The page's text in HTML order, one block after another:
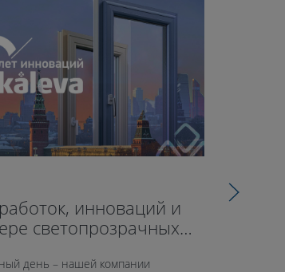
инноваций и
светопрозрачных
день – нашей компании
71-й